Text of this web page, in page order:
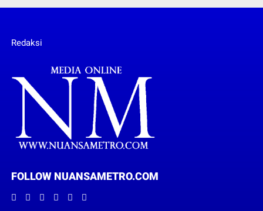
Redaksi
FOLLOW NUANSAMETRO.COM